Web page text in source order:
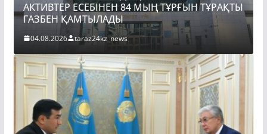
ПРЕЗИДЕНТ «БӘЙТЕРЕК» ХОЛДИНГІНІҢ
БАСШЫСЫН ҚАБЫЛДАДЫ
06.08.2026 taraz24kz_news